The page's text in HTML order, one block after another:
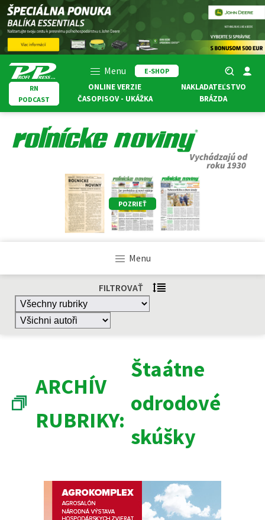
Menu
E-SHOP
RN
PODCAST
ONLINE VERZIE
ČASOPISOV - UKÁŽKA
NAKLADATEĽSTVO
BRÁZDA
POZRIEŤ
Menu
FILTROVAŤ
ARCHÍV
RUBRIKY:
Štaátne
odrodové
skúšky